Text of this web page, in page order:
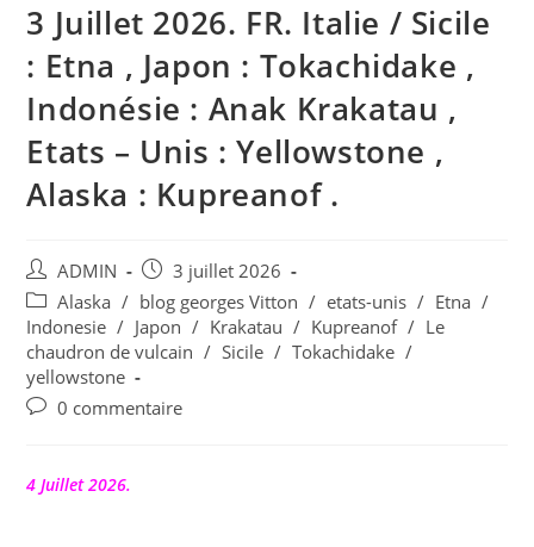
3 Juillet 2026. FR. Italie / Sicile
: Etna , Japon : Tokachidake ,
Indonésie : Anak Krakatau ,
Etats – Unis : Yellowstone ,
Alaska : Kupreanof .
Auteur/autrice
de
la
publication :
ADMIN
Publication
publiée :
3 juillet 2026
Post
category:
Alaska / blog georges Vitton / etats-unis / Etna /
Indonesie / Japon / Krakatau / Kupreanof / Le
chaudron de vulcain / Sicile / Tokachidake /
yellowstone
Commentaires
publication :
0 commentaire
4 Juillet 2026.